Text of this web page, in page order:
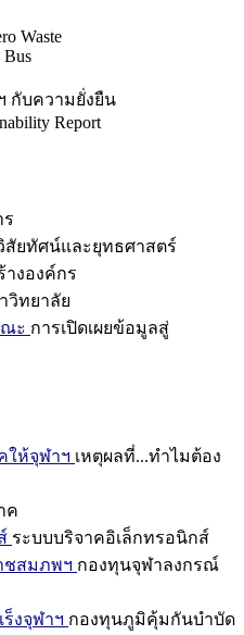
Waste
Bus
กับความยั่งยืน
Report
สัยทัศน์และยุทธศาสตร์
างองค์กร
วิทยาลัย
ณะ การเปิดเผยข้อมูลสู่
ให้จุฬาฯ เหตุผลที่...ทำไมต้อง
ค
ระบบบริจาคอิเล็กทรอนิกส์
ชสมภพฯ กองทุนจุฬาลงกรณ์
งจุฬาฯ กองทุนภูมิคุ้มกันบำบัด